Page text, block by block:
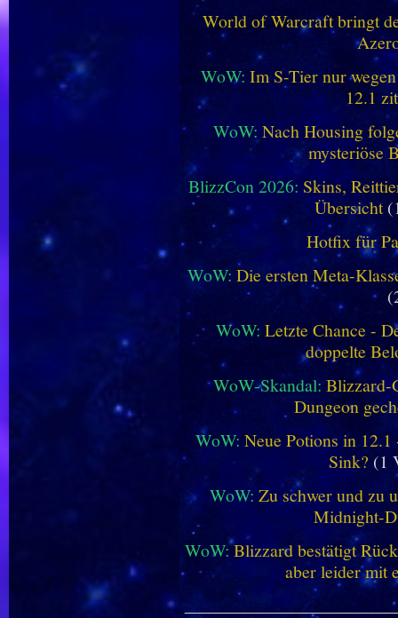
World of Warcraft bringt
WoW: Im S-Tier nur
12.1
WoW: Nach Housing
mysteriöse
BlizzCon 2026: Skins,
Übersicht
Hotfix für
WoW: Die ersten Meta-
WoW: Letzte Chance -
doppelte
WoW-Skandal: Blizzard-
Dungeon
WoW:Neue Potions in
Sink? (1
WoW: Zu schwer und zu
Midnight-
WoW:Blizzard bestätigt
aber leider mit